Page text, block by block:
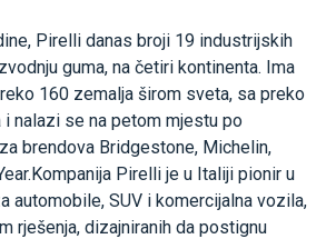
Pirelli danas broji 19 industrijskih
guma, na četiri kontinenta. Ima
160 zemalja širom sveta, sa preko
nalazi se na petom mjestu po
brendova Bridgestone, Michelin,
Pirelli je u Italiji pionir u
automobile, SUV i komercijalna vozila,
rješenja, dizajniranih da postignu